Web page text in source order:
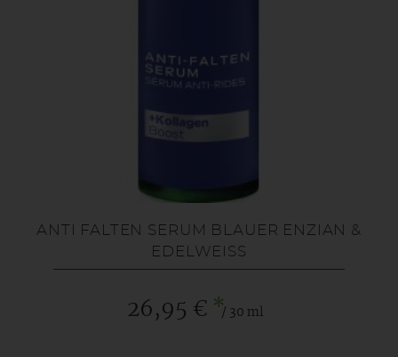
ANTI FALTEN SERUM BLAUER ENZIAN &
EDELWEISS
26,95 € */ 30 ml